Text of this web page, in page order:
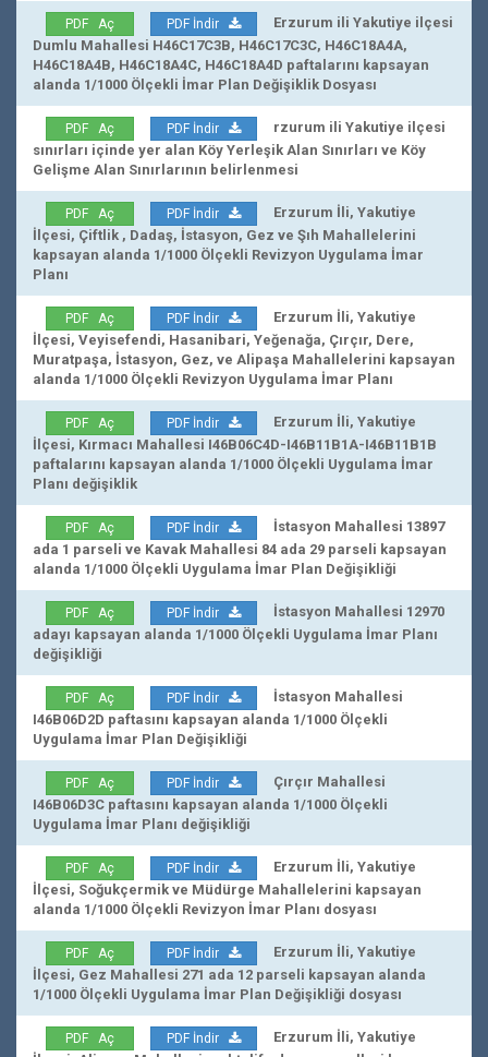
PDF Aç PDF İndir
Erzurum ili Yakutiye ilçesi
Dumlu Mahallesi H46C17C3B, H46C17C3C, H46C18A4A,
H46C18A4B, H46C18A4C, H46C18A4D paftalarını kapsayan
alanda 1/1000 Ölçekli İmar Plan Değişiklik Dosyası
PDF Aç PDF İndir
rzurum ili Yakutiye ilçesi
sınırları içinde yer alan Köy Yerleşik Alan Sınırları ve Köy
Gelişme Alan Sınırlarının belirlenmesi
PDF Aç PDF İndir
Erzurum İli, Yakutiye
İlçesi, Çiftlik , Dadaş, İstasyon, Gez ve Şıh Mahallelerini
kapsayan alanda 1/1000 Ölçekli Revizyon Uygulama İmar
Planı
PDF Aç PDF İndir
Erzurum İli, Yakutiye
İlçesi, Veyisefendi, Hasanibari, Yeğenağa, Çırçır, Dere,
Muratpaşa, İstasyon, Gez, ve Alipaşa Mahallelerini kapsayan
alanda 1/1000 Ölçekli Revizyon Uygulama İmar Planı
PDF Aç PDF İndir
Erzurum İli, Yakutiye
İlçesi, Kırmacı Mahallesi I46B06C4D-I46B11B1A-I46B11B1B
paftalarını kapsayan alanda 1/1000 Ölçekli Uygulama İmar
Planı değişiklik
PDF Aç PDF İndir
İstasyon Mahallesi 13897
ada 1 parseli ve Kavak Mahallesi 84 ada 29 parseli kapsayan
alanda 1/1000 Ölçekli Uygulama İmar Plan Değişikliği
PDF Aç PDF İndir
İstasyon Mahallesi 12970
adayı kapsayan alanda 1/1000 Ölçekli Uygulama İmar Planı
değişikliği
PDF Aç PDF İndir
İstasyon Mahallesi
I46B06D2D paftasını kapsayan alanda 1/1000 Ölçekli
Uygulama İmar Plan Değişikliği
PDF Aç PDF İndir
Çırçır Mahallesi
I46B06D3C paftasını kapsayan alanda 1/1000 Ölçekli
Uygulama İmar Planı değişikliği
PDF Aç PDF İndir
Erzurum İli, Yakutiye
İlçesi, Soğukçermik ve Müdürge Mahallelerini kapsayan
alanda 1/1000 Ölçekli Revizyon İmar Planı dosyası
PDF Aç PDF İndir
Erzurum İli, Yakutiye
İlçesi, Gez Mahallesi 271 ada 12 parseli kapsayan alanda
1/1000 Ölçekli Uygulama İmar Plan Değişikliği dosyası
PDF Aç PDF İndir
Erzurum İli, Yakutiye